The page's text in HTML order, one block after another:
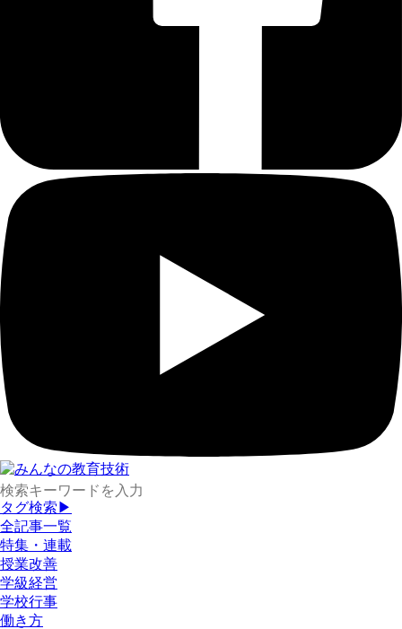
タグ検索▶
全記事一覧
特集・連載
授業改善
学級経営
学校行事
働き方